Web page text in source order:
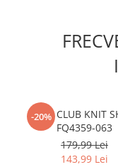
-20%
M NK CLUB KNIT
FQ4359-063
179,99 Lei
143,99 Lei